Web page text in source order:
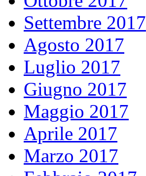
Settembre 2017
Agosto 2017
Luglio 2017
Giugno 2017
Maggio 2017
Aprile 2017
Marzo 2017